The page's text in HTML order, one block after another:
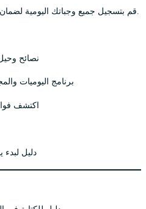
قم بتسجيل جميع وجباتك اليومية لضمان نمط غذائي متوازن وطبيعي.
نصائح
برنامج اليوميات
اكتشف
دليل لبدء